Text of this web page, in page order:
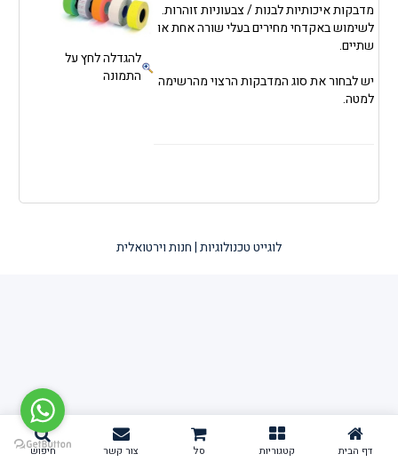
מדבקות איכותיות לבנות / צבעוניות זוהרות.
לשימוש באקדחי מחירים בעלי שורה אחת או
שתיים.
יש לבחור את סוג המדבקות הרצוי מהרשימה
למטה.
להגדלה לחץ על
התמונה
לוגייט טכנולוגיות | חנות וירטואלית
דף הבית קטגוריות סל צור קשר חיפוש